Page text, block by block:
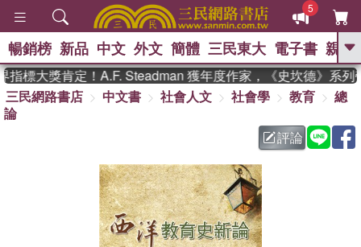
5
GO
熱搜： 東野圭吾 、 高希均教授回憶錄
暑期推薦 、 國際布克
方念華 、 台灣的李
登輝時代 、 數學女孩：黎曼猜想
偉大的迷走神經
暢銷榜 新品 中文 外文 簡體 三民東大 電子書 親子
標大獎肯定！A.F. Steadman 獲年度作家，《史坎德》系列帶
三民網路書店
中文書 社會人文 社會學 教育
總
論
評論